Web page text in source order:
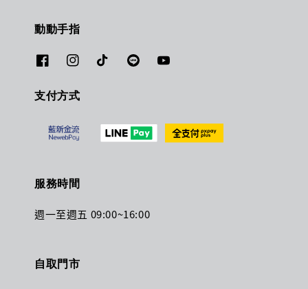
動動手指
支付方式
服務時間
週一至週五 09:00~16:00
自取門市